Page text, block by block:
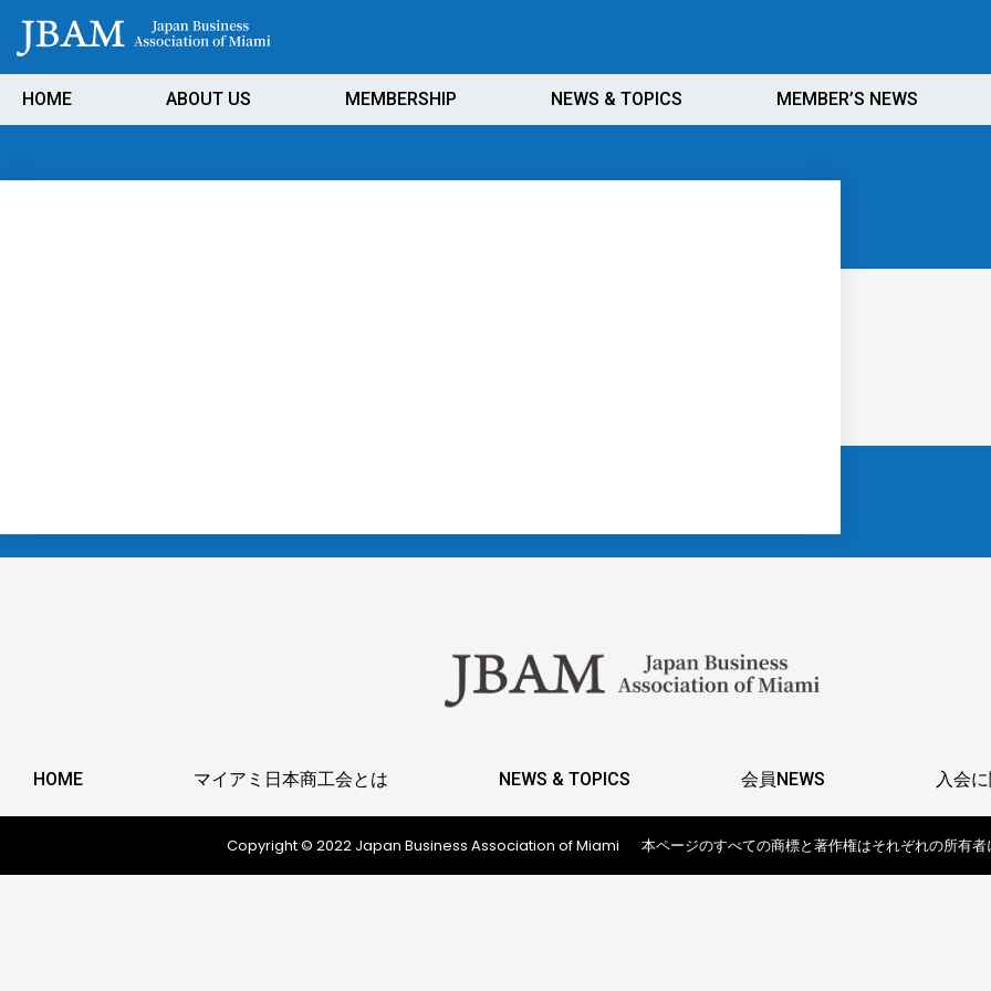
HOME ABOUT US MEMBERSHIP NEWS & TOPICS MEMBER’S NEWS
HOME マイアミ日本商工会とは NEWS & TOPICS 会員NEWS 入会
Copyright © 2022 Japan Business Association of Miami 本ページのすべての商標と著作権はそれぞれの所有者